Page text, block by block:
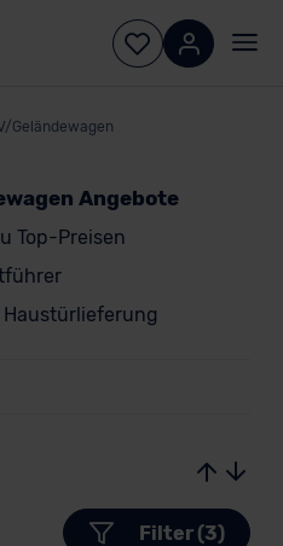
Geländewagen
Angebote
Top-Preisen
Haustürlieferung
Filter (3)